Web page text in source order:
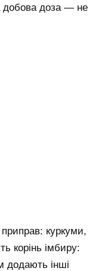
добова доза — не
приправ: куркуми,
корінь імбиру:
додають інші